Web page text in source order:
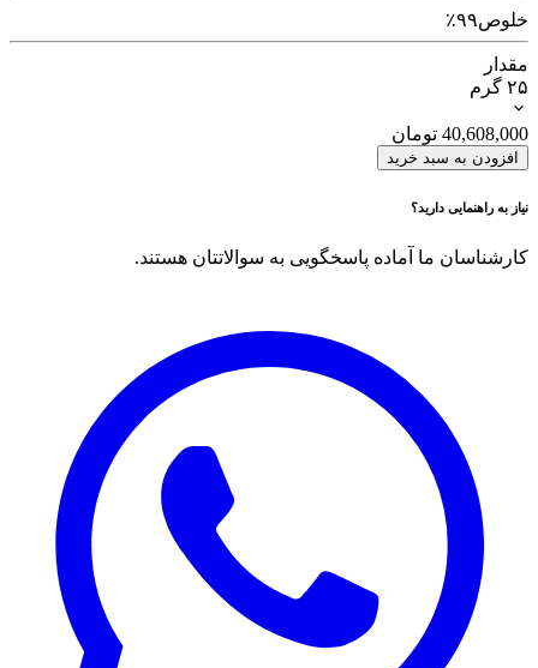
خلوص۹۹٪
مقدار
۲۵ گرم
40,608,000 تومان
افزودن به سبد خرید
نیاز به راهنمایی دارید؟
کارشناسان ما آماده پاسخگویی به سوالاتتان هستند.